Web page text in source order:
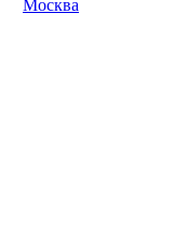
Москва